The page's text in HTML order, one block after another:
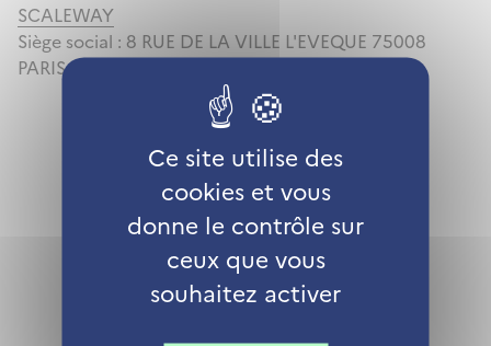
SCALEWAY
Siège social : 8 RUE DE LA VILLE L'EVEQUE 75008
PARIS 8
Partager cette page
Ce site utilise des
cookies et vous
donne le contrôle sur
ceux que vous
souhaitez activer